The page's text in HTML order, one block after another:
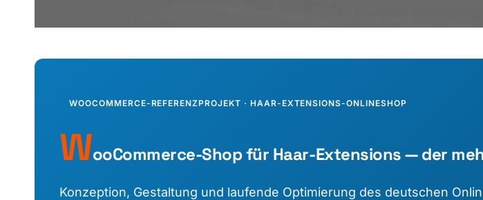
WOOCOMMERCE-REFERENZPROJEKT · HAAR-EXTENSIONS-ONLINESHOP
WooCommerce-Shop für Haar-Extensions — der
Konzeption, Gestaltung und laufende Optimierung des deutschen